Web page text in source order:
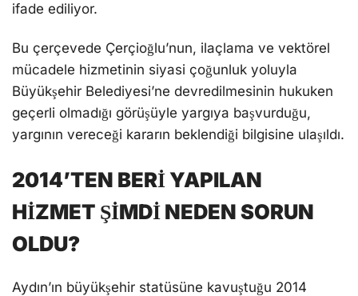
ifade ediliyor.
Bu çerçevede Çerçioğlu’nun, ilaçlama ve vektörel
mücadele hizmetinin siyasi çoğunluk yoluyla
Büyükşehir Belediyesi’ne devredilmesinin hukuken
geçerli olmadığı görüşüyle yargıya başvurduğu,
yargının vereceği kararın beklendiği bilgisine ulaşıldı.
2014’TEN BERİ YAPILAN
HİZMET ŞİMDİ NEDEN SORUN
OLDU?
Aydın’ın büyükşehir statüsüne kavuştuğu 2014